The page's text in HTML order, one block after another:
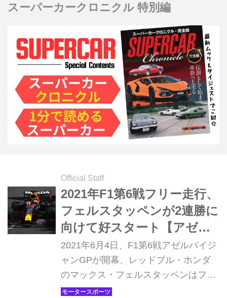
スーパーカークロニクル 特別編
Official Staff
2021年F1第6戦フリー走行、
フェルスタッペンが2連勝に
向けて好スタート【アゼル
バイジャンGP】
2021年6月4日、F1第6戦アゼルバイジ
ャンGPが開幕、レッドブル・ホンダ
のマックス・フェルスタッペンはフリ
ー走行1回目トップ、2回目2番手と好